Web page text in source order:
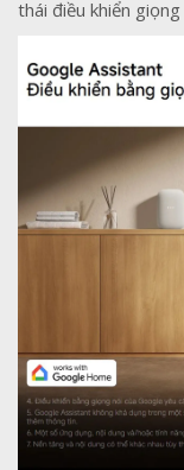
thái điều khiển